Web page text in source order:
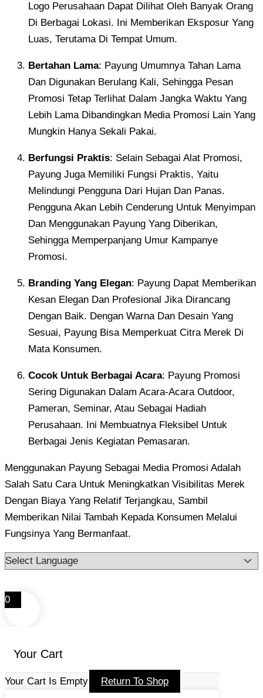
Logo Perusahaan Dapat Dilihat Oleh Banyak Orang
Di Berbagai Lokasi. Ini Memberikan Eksposur Yang
Luas, Terutama Di Tempat Umum.
Bertahan Lama: Payung Umumnya Tahan Lama
Dan Digunakan Berulang Kali, Sehingga Pesan
Promosi Tetap Terlihat Dalam Jangka Waktu Yang
Lebih Lama Dibandingkan Media Promosi Lain Yang
Mungkin Hanya Sekali Pakai.
Berfungsi Praktis: Selain Sebagai Alat Promosi,
Payung Juga Memiliki Fungsi Praktis, Yaitu
Melindungi Pengguna Dari Hujan Dan Panas.
Pengguna Akan Lebih Cenderung Untuk Menyimpan
Dan Menggunakan Payung Yang Diberikan,
Sehingga Memperpanjang Umur Kampanye
Promosi.
Branding Yang Elegan: Payung Dapat Memberikan
Kesan Elegan Dan Profesional Jika Dirancang
Dengan Baik. Dengan Warna Dan Desain Yang
Sesuai, Payung Bisa Memperkuat Citra Merek Di
Mata Konsumen.
Cocok Untuk Berbagai Acara: Payung Promosi
Sering Digunakan Dalam Acara-Acara Outdoor,
Pameran, Seminar, Atau Sebagai Hadiah
Perusahaan. Ini Membuatnya Fleksibel Untuk
Berbagai Jenis Kegiatan Pemasaran.
Menggunakan Payung Sebagai Media Promosi Adalah
Salah Satu Cara Untuk Meningkatkan Visibilitas Merek
Dengan Biaya Yang Relatif Terjangkau, Sambil
Memberikan Nilai Tambah Kepada Konsumen Melalui
Fungsinya Yang Bermanfaat.
0
Your Cart
Your Cart Is Empty Return To Shop